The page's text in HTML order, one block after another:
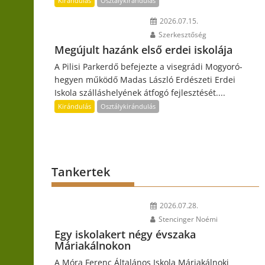
2026.07.15.
Szerkesztőség
Megújult hazánk első erdei iskolája
A Pilisi Parkerdő befejezte a visegrádi Mogyoró-
hegyen működő Madas László Erdészeti Erdei
Iskola szálláshelyének átfogó fejlesztését....
Kirándulás Osztálykirándulás
Tankertek
2026.07.28.
Stencinger Noémi
Egy iskolakert négy évszaka
Máriakálnokon
A Móra Ferenc Általános Iskola Máriakálnoki